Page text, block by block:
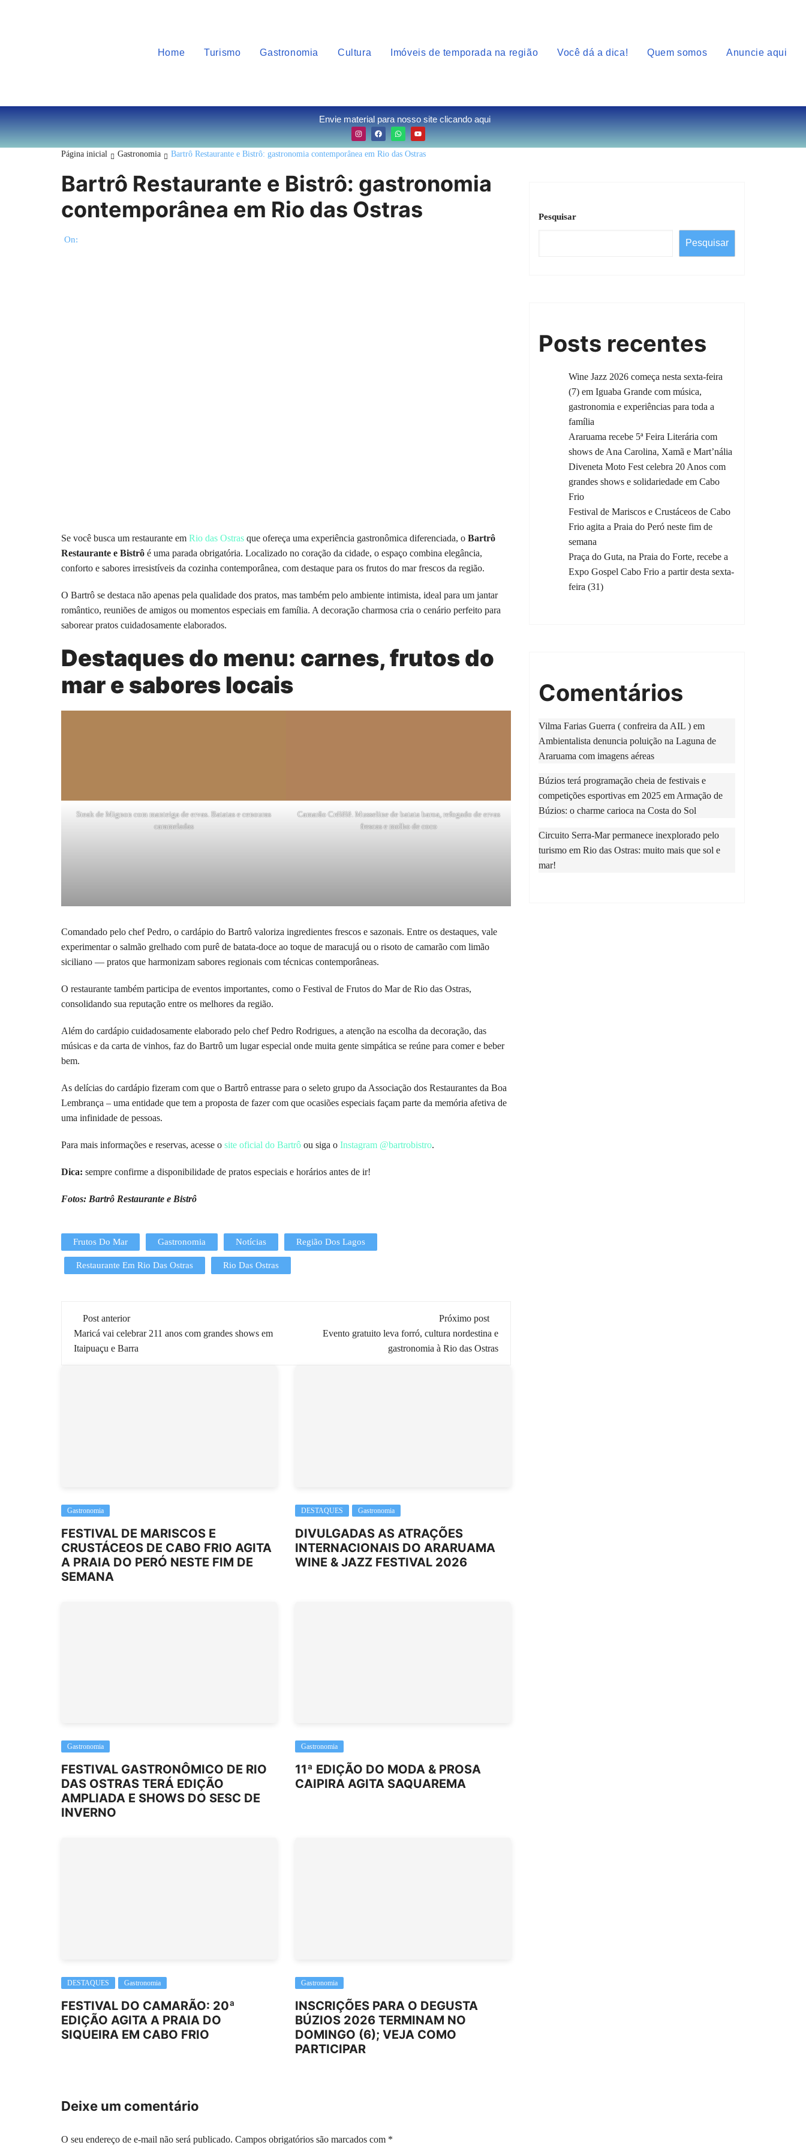
Home Turismo Gastronomia Cultura Imóveis de temporada na região Você dá a dica! Quem somos Anuncie aqui
Envie material para nosso site clicando aqui
Página inicial Gastronomia Bartrô Restaurante e Bistrô: gastronomia contemporânea em Rio das Ostras
Bartrô Restaurante e Bistrô: gastronomia
contemporânea em Rio das Ostras
On:
Se você busca um restaurante em Rio das Ostras que ofereça uma experiência gastronômica diferenciada, o Bartrô
Restaurante e Bistrô é uma parada obrigatória. Localizado no coração da cidade, o espaço combina elegância,
conforto e sabores irresistíveis da cozinha contemporânea, com destaque para os frutos do mar frescos da região.
O Bartrô se destaca não apenas pela qualidade dos pratos, mas também pelo ambiente intimista, ideal para um jantar
romântico, reuniões de amigos ou momentos especiais em família. A decoração charmosa cria o cenário perfeito para
saborear pratos cuidadosamente elaborados.
Destaques do menu: carnes, frutos do
mar e sabores locais
Steak de Mignon com manteiga de ervas. Batatas e cenouras
carameladas
Camarão Crélêlê. Musseline de batata baroa, refogado de ervas
frescas e molho de coco
Comandado pelo chef Pedro, o cardápio do Bartrô valoriza ingredientes frescos e sazonais. Entre os destaques, vale
experimentar o salmão grelhado com purê de batata-doce ao toque de maracujá ou o risoto de camarão com limão
siciliano — pratos que harmonizam sabores regionais com técnicas contemporâneas.
O restaurante também participa de eventos importantes, como o Festival de Frutos do Mar de Rio das Ostras,
consolidando sua reputação entre os melhores da região.
Além do cardápio cuidadosamente elaborado pelo chef Pedro Rodrigues, a atenção na escolha da decoração, das
músicas e da carta de vinhos, faz do Bartrô um lugar especial onde muita gente simpática se reúne para comer e beber
bem.
As delícias do cardápio fizeram com que o Bartrô entrasse para o seleto grupo da Associação dos Restaurantes da Boa
Lembrança – uma entidade que tem a proposta de fazer com que ocasiões especiais façam parte da memória afetiva de
uma infinidade de pessoas.
Para mais informações e reservas, acesse o site oficial do Bartrô ou siga o Instagram @bartrobistro.
Dica: sempre confirme a disponibilidade de pratos especiais e horários antes de ir!
Fotos: Bartrô Restaurante e Bistrô
Frutos Do Mar Gastronomia Notícias Região Dos Lagos
Restaurante Em Rio Das Ostras Rio Das Ostras
Post anterior
Maricá vai celebrar 211 anos com grandes shows em
Itaipuaçu e Barra
Próximo post
Evento gratuito leva forró, cultura nordestina e
gastronomia à Rio das Ostras
Gastronomia
FESTIVAL DE MARISCOS E
CRUSTÁCEOS DE CABO FRIO AGITA
A PRAIA DO PERÓ NESTE FIM DE
SEMANA
DESTAQUES Gastronomia
DIVULGADAS AS ATRAÇÕES
INTERNACIONAIS DO ARARUAMA
WINE & JAZZ FESTIVAL 2026
Gastronomia
FESTIVAL GASTRONÔMICO DE RIO
DAS OSTRAS TERÁ EDIÇÃO
AMPLIADA E SHOWS DO SESC DE
INVERNO
Gastronomia
11ª EDIÇÃO DO MODA & PROSA
CAIPIRA AGITA SAQUAREMA
DESTAQUES Gastronomia
FESTIVAL DO CAMARÃO: 20ª
EDIÇÃO AGITA A PRAIA DO
SIQUEIRA EM CABO FRIO
Gastronomia
INSCRIÇÕES PARA O DEGUSTA
BÚZIOS 2026 TERMINAM NO
DOMINGO (6); VEJA COMO
PARTICIPAR
Deixe um comentário
O seu endereço de e-mail não será publicado. Campos obrigatórios são marcados com *
Pesquisar
Pesquisar
Posts recentes
Wine Jazz 2026 começa nesta sexta-feira
(7) em Iguaba Grande com música,
gastronomia e experiências para toda a
família
Araruama recebe 5ª Feira Literária com
shows de Ana Carolina, Xamã e Mart’nália
Diveneta Moto Fest celebra 20 Anos com
grandes shows e solidariedade em Cabo
Frio
Festival de Mariscos e Crustáceos de Cabo
Frio agita a Praia do Peró neste fim de
semana
Praça do Guta, na Praia do Forte, recebe a
Expo Gospel Cabo Frio a partir desta sexta-
feira (31)
Comentários
Vilma Farias Guerra ( confreira da AIL ) em
Ambientalista denuncia poluição na Laguna de
Araruama com imagens aéreas
Búzios terá programação cheia de festivais e
competições esportivas em 2025 em Armação de
Búzios: o charme carioca na Costa do Sol
Circuito Serra-Mar permanece inexplorado pelo
turismo em Rio das Ostras: muito mais que sol e
mar!